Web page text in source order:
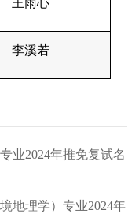
王雨心
李溪若
业2024年推免复试名
地理学）专业2024年